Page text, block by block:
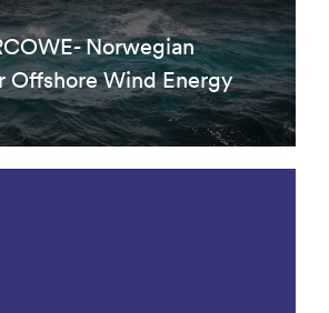
Norwegian
Offshore Wind Energy